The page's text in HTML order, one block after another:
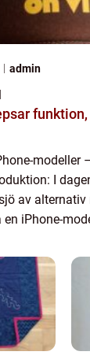
admin
och smarta
modeller
I
av
iPhone-
göra det sv...